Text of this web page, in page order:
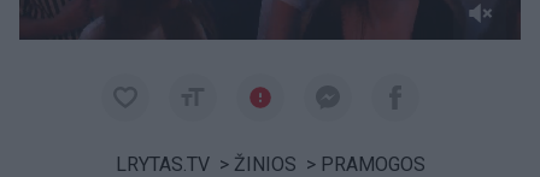
LRYTAS.TV > ŽINIOS > PRAMOGOS